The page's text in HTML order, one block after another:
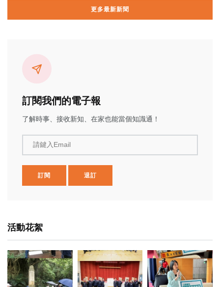
更多最新新聞
訂閱我們的電子報
了解時事、接收新知、在家也能當個知識通！
請鍵入Email
訂閱 退訂
活動花絮